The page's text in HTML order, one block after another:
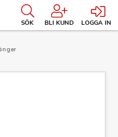
SÖK BLI KUND LOGGA IN